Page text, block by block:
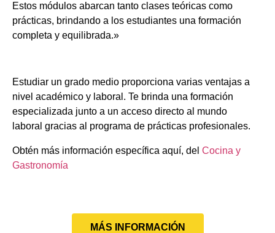
Estos módulos abarcan tanto clases teóricas como
prácticas, brindando a los estudiantes una formación
completa y equilibrada.»
Estudiar un grado medio proporciona varias ventajas a
nivel académico y laboral. Te brinda una formación
especializada junto a un acceso directo al mundo
laboral gracias al programa de prácticas profesionales.
Obtén más información específica aquí, del Cocina y
Gastronomía
MÁS INFORMACIÓN